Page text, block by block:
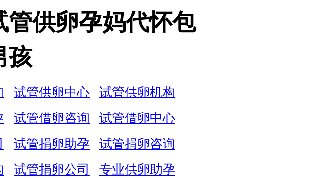
供卵孕妈代怀包
孩
试管供卵中心
试管供卵机构
试管借卵咨询
试管借卵中心
试管捐卵助孕
试管捐卵咨询
试管捐卵公司
专业供卵助孕